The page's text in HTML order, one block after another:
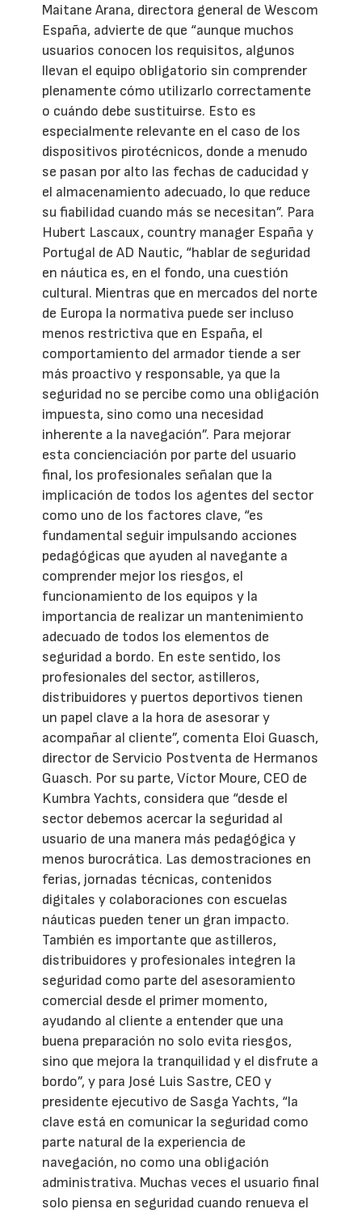
Maitane Arana, directora general de Wescom
España, advierte de que “aunque muchos
usuarios conocen los requisitos, algunos
llevan el equipo obligatorio sin comprender
plenamente cómo utilizarlo correctamente
o cuándo debe sustituirse. Esto es
especialmente relevante en el caso de los
dispositivos pirotécnicos, donde a menudo
se pasan por alto las fechas de caducidad y
el almacenamiento adecuado, lo que reduce
su fiabilidad cuando más se necesitan”. Para
Hubert Lascaux, country manager España y
Portugal de AD Nautic, “hablar de seguridad
en náutica es, en el fondo, una cuestión
cultural. Mientras que en mercados del norte
de Europa la normativa puede ser incluso
menos restrictiva que en España, el
comportamiento del armador tiende a ser
más proactivo y responsable, ya que la
seguridad no se percibe como una obligación
impuesta, sino como una necesidad
inherente a la navegación”. Para mejorar
esta concienciación por parte del usuario
final, los profesionales señalan que la
implicación de todos los agentes del sector
como uno de los factores clave, “es
fundamental seguir impulsando acciones
pedagógicas que ayuden al navegante a
comprender mejor los riesgos, el
funcionamiento de los equipos y la
importancia de realizar un mantenimiento
adecuado de todos los elementos de
seguridad a bordo. En este sentido, los
profesionales del sector, astilleros,
distribuidores y puertos deportivos tienen
un papel clave a la hora de asesorar y
acompañar al cliente”, comenta Eloi Guasch,
director de Servicio Postventa de Hermanos
Guasch. Por su parte, Víctor Moure, CEO de
Kumbra Yachts, considera que “desde el
sector debemos acercar la seguridad al
usuario de una manera más pedagógica y
menos burocrática. Las demostraciones en
ferias, jornadas técnicas, contenidos
digitales y colaboraciones con escuelas
náuticas pueden tener un gran impacto.
También es importante que astilleros,
distribuidores y profesionales integren la
seguridad como parte del asesoramiento
comercial desde el primer momento,
ayudando al cliente a entender que una
buena preparación no solo evita riesgos,
sino que mejora la tranquilidad y el disfrute a
bordo”, y para José Luis Sastre, CEO y
presidente ejecutivo de Sasga Yachts, “la
clave está en comunicar la seguridad como
parte natural de la experiencia de
navegación, no como una obligación
administrativa. Muchas veces el usuario final
solo piensa en seguridad cuando renueva el